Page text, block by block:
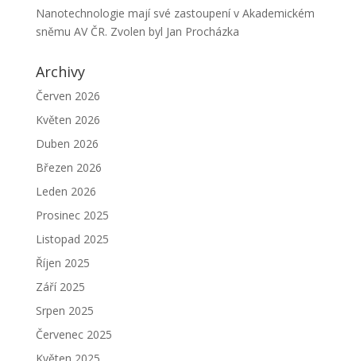
Nanotechnologie mají své zastoupení v Akademickém
sněmu AV ČR. Zvolen byl Jan Procházka
Archivy
Červen 2026
Květen 2026
Duben 2026
Březen 2026
Leden 2026
Prosinec 2025
Listopad 2025
Říjen 2025
Září 2025
Srpen 2025
Červenec 2025